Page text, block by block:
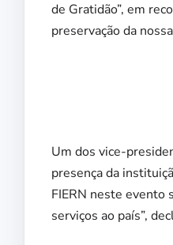
de Gratidão”, em
preservação da
Um dos vice-
presença da
FIERN neste evento
serviços ao país”,